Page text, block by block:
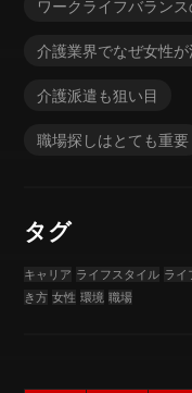
ワークライフバラン
介護業界でなぜ女性
介護派遣も狙い目
職場探しはとても重要
タグ
キャリア ライフスタイル ライ
き方 女性 環境 職場